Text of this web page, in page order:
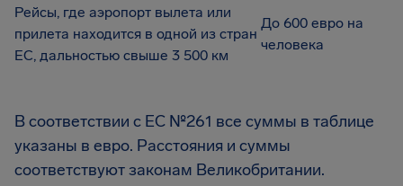
Рейсы, где аэропорт вылета или
прилета находится в одной из стран
ЕС, дальностью свыше 3 500 км
До 600 евро на
человека
В соответствии с EC №261 все суммы в таблице
указаны в евро. Расстояния и суммы
соответствуют законам Великобритании.